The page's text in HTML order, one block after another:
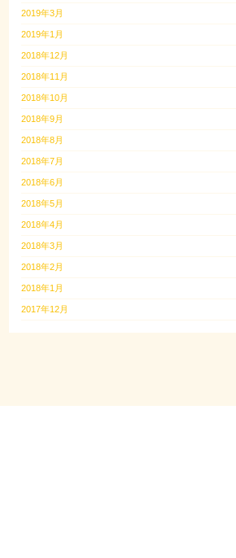
2019年3月
2019年1月
2018年12月
2018年11月
2018年10月
2018年9月
2018年8月
2018年7月
2018年6月
2018年5月
2018年4月
2018年3月
2018年2月
2018年1月
2017年12月